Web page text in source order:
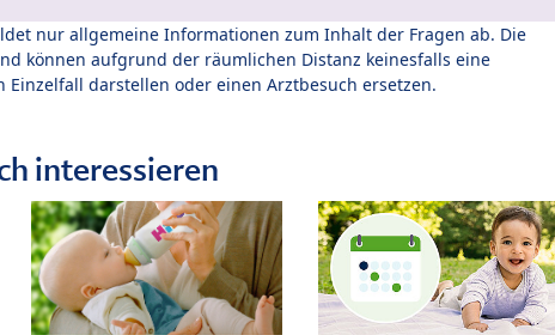
nur allgemeine Informationen zum Inhalt der Fragen ab. Die
können aufgrund der räumlichen Distanz keinesfalls eine
Einzelfall darstellen oder einen Arztbesuch ersetzen.
interessieren